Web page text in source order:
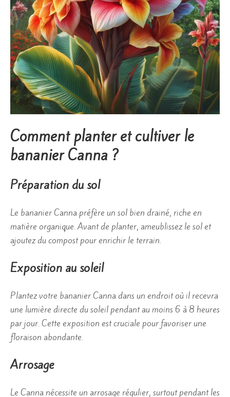
Comment planter et cultiver le
bananier Canna ?
Préparation du sol
Le bananier Canna préfère un sol bien drainé, riche en
matière organique. Avant de planter, ameublissez le sol et
ajoutez du compost pour enrichir le terrain.
Exposition au soleil
Plantez votre bananier Canna dans un endroit où il recevra
une lumière directe du soleil pendant au moins 6 à 8 heures
par jour. Cette exposition est cruciale pour favoriser une
floraison abondante.
Arrosage
Le Canna nécessite un arrosage régulier, surtout pendant les